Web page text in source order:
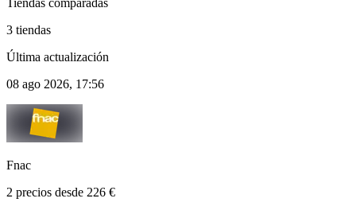
3 tiendas
Última actualización
08 ago 2026, 17:56
Fnac
2 precios desde 226 €